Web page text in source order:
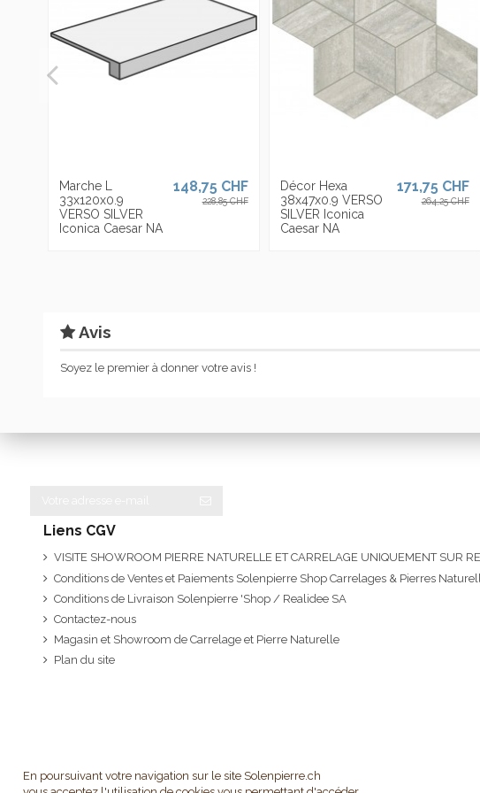
Marche L
33x120x0.9
VERSO SILVER
Iconica Caesar NA
148,75 CHF
228,85 CHF
Décor Hexa
38x47x0.9 VERSO
SILVER Iconica
Caesar NA
171,75 CHF
264,25 CHF
Avis
Soyez le premier à donner votre avis !
Liens CGV
VISITE SHOWROOM PIERRE NATURELLE ET CARRELAGE UNIQUEMENT SUR
Conditions de Ventes et Paiements Solenpierre Shop Carrelages & Pierres
Conditions de Livraison Solenpierre 'Shop / Realidee SA
Contactez-nous
Magasin et Showroom de Carrelage et Pierre Naturelle
Plan du site
En poursuivant votre navigation sur le site Solenpierre.ch